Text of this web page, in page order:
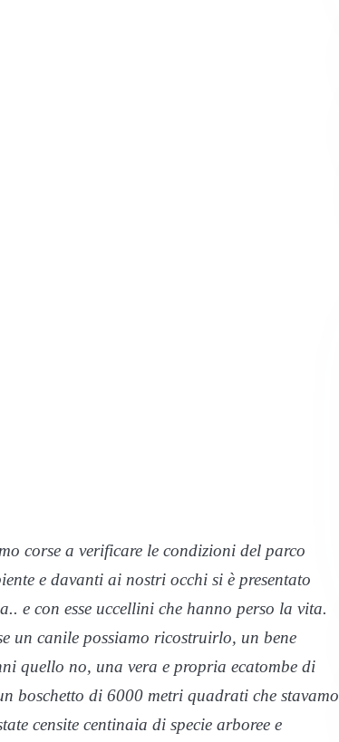
corse a verificare le condizioni del parco
e davanti ai nostri occhi si è presentato
e con esse uccellini che hanno perso la vita.
un canile possiamo ricostruirlo, un bene
quello no, una vera e propria ecatombe di
boschetto di 6000 metri quadrati che stavamo
censite centinaia di specie arboree e